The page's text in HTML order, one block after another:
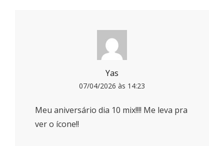
Yas
07/04/2026 às 14:23
Meu aniversário dia 10 mix!!!! Me leva pra
ver o ícone!!